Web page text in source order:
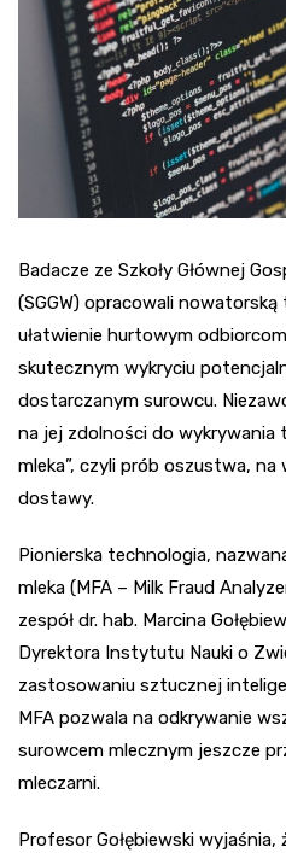
Badacze ze Szkoły Głównej
(SGGW) opracowali
ułatwienie hurtowym
skutecznym wykryciu
dostarczanym surowcu.
na jej zdolności do wykrywania
mleka”, czyli prób oszustwa,
dostawy.
Pionierska technologia,
mleka (MFA – Milk Fraud
zespół dr. hab. Marcina
Dyrektora Instytutu Nauki o
zastosowaniu sztucznej
MFA pozwala na odkrywanie
surowcem mlecznym jeszcze
mleczarni.
Profesor Gołębiewski